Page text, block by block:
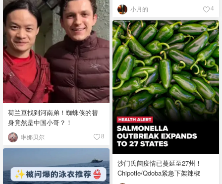
小月的 4
荷兰豆找到河南弟！蜘蛛侠的替
身竟然是中国小哥？！
琳娜贝尔 8
沙门氏菌疫情已蔓延至27州！
Chipotle/Qdoba紧急下架辣椒